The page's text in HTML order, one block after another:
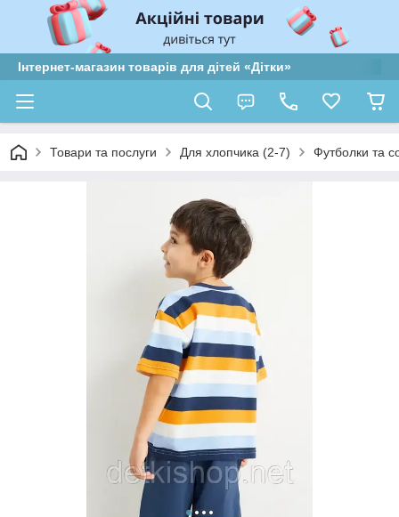
Інтернет-магазин товарів для дітей «Дітки»
Товари та послуги Для хлопчика (2-7) Футболки та